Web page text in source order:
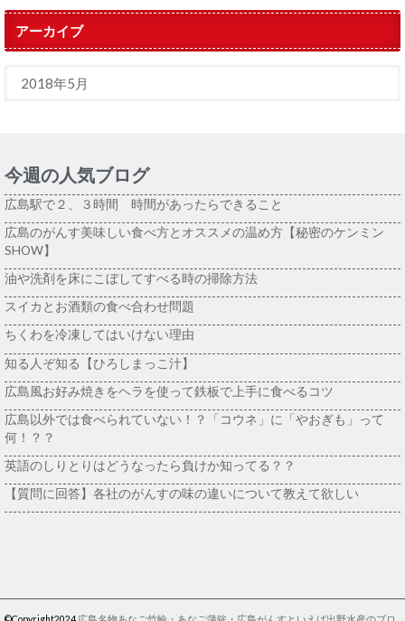
アーカイブ
今週の人気ブログ
広島駅で２、３時間 時間があったらできること
広島のがんす美味しい食べ方とオススメの温め方【秘密のケンミン
SHOW】
油や洗剤を床にこぼしてすべる時の掃除方法
スイカとお酒類の食べ合わせ問題
ちくわを冷凍してはいけない理由
知る人ぞ知る【ひろしまっこ汁】
広島風お好み焼きをヘラを使って鉄板で上手に食べるコツ
広島以外では食べられていない！？「コウネ」に「やおぎも」って
何！？？
英語のしりとりはどうなったら負けか知ってる？？
【質問に回答】各社のがんすの味の違いについて教えて欲しい